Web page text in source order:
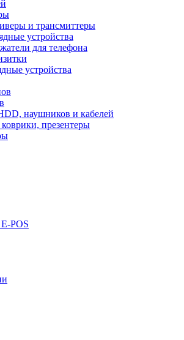
и трансмиттеры
устройства
для телефона
устройства
наушников и кабелей
презентеры
POS